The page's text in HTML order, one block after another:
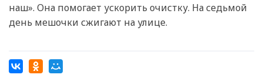
наш». Она помогает ускорить очистку. На седьмой
день мешочки сжигают на улице.